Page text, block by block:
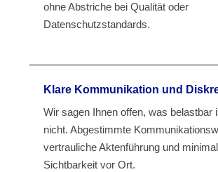
ohne Abstriche bei Qualität oder
Datenschutzstandards.
Klare Kommunikation und
Wir sagen Ihnen offen, was belastbar
nicht. Abgestimmte
vertrauliche Aktenführung und
Sichtbarkeit vor Ort.